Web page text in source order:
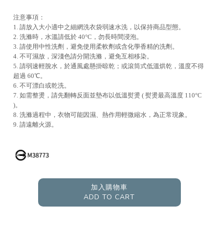
注意事項：
1. 請放入大小適中之細網洗衣袋弱速水洗，以保持商品型態。
2. 洗滌時，水溫請低於 40°C，勿長時間浸泡。
3. 請使用中性洗劑，避免使用柔軟劑或含化學香精的洗劑。
4. 不可濕放，深淺色請分開洗滌，避免互相移染。
5. 請弱速輕脫水，於通風處懸掛晾乾；或滾筒式低溫烘乾，溫度不得
超過 60℃。
6. 不可漂白或乾洗。
7. 如需整燙，請先翻轉反面並墊布以低溫熨燙 ( 熨燙最高溫度 110°C
)。
8. 洗滌過程中，衣物可能因濕、熱作用輕微縮水，為正常現象。
9. 請遠離火源。
加入購物車
ADD TO CART